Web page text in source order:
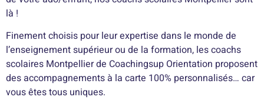
là !
Finement choisis pour leur expertise dans le monde de
l’enseignement supérieur ou de la formation, les coachs
scolaires Montpellier de Coachingsup Orientation proposent
des accompagnements à la carte 100% personnalisés… car
vous êtes tous uniques.